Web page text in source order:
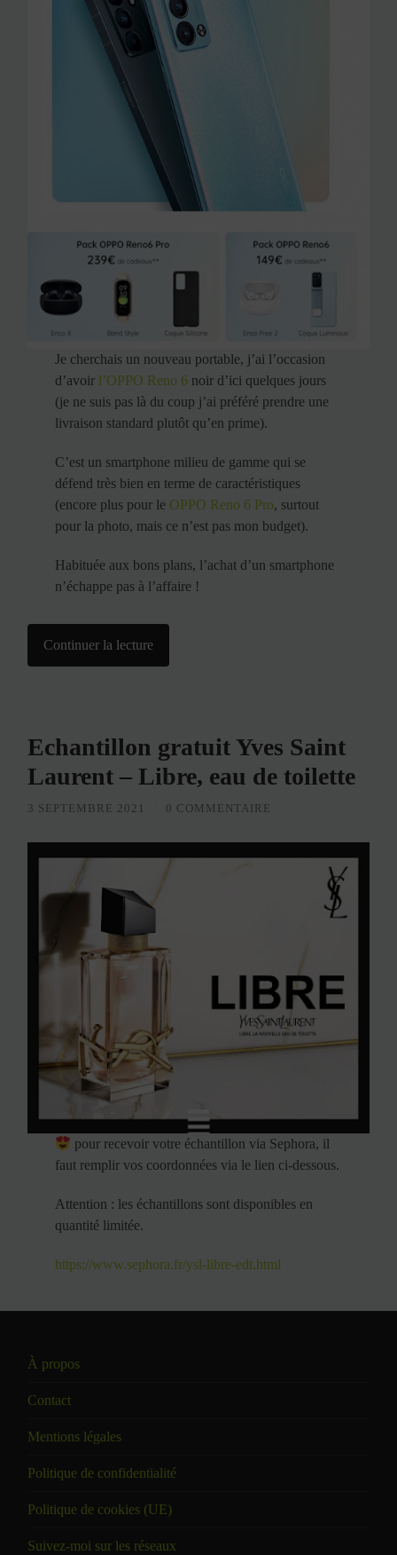
Je cherchais un nouveau portable, j’ai l’occasion
d’avoir l’OPPO Reno 6 noir d’ici quelques jours
(je ne suis pas là du coup j’ai préféré prendre une
livraison standard plutôt qu’en prime).
C’est un smartphone milieu de gamme qui se
défend très bien en terme de caractéristiques
(encore plus pour le OPPO Reno 6 Pro, surtout
pour la photo, mais ce n’est pas mon budget).
Habituée aux bons plans, l’achat d’un smartphone
n’échappe pas à l’affaire !
Continuer la lecture
Echantillon gratuit Yves Saint
Laurent – Libre, eau de toilette
3 SEPTEMBRE 2021 0 COMMENTAIRE
pour recevoir votre échantillon via Sephora, il
faut remplir vos coordonnées via le lien ci-dessous.
Attention : les échantillons sont disponibles en
quantité limitée.
https://www.sephora.fr/ysl-libre-edt.html
À propos
Contact
Mentions légales
Politique de confidentialité
Politique de cookies (UE)
Suivez-moi sur les réseaux